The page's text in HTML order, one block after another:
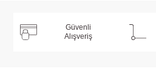
Güvenli
Alışveriş